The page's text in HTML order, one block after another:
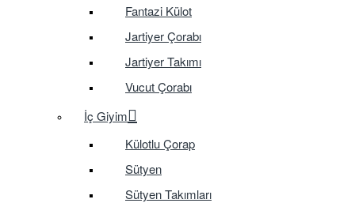
Fantazi Külot
Jartiyer Çorabı
Jartiyer Takımı
Vucut Çorabı
İç Giyim
Külotlu Çorap
Sütyen
Sütyen Takımları